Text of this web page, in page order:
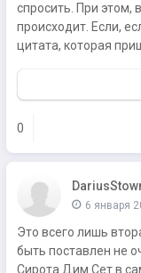
спросить. При этом,
происходит. Если,
цитата, которая
0
6 января
Это всего лишь
быть поставлен не
Сирота Дим Сет в